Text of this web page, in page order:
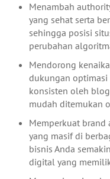
Menambah
yang sehat serta
sehingga posisi
perubahan
Mendorong
dukungan optimasi
konsisten oleh
mudah ditemukan
Memperkuat brand
yang masif di
bisnis Anda
digital yang